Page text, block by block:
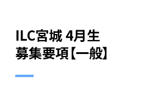
ILC宮城 4月生
募集要項【一般】